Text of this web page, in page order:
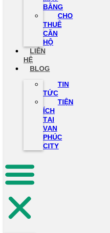
BẰNG
CHO
THUÊ
CĂN
HỘ
LIÊN
HỆ
BLOG
TIN
TỨC
TIỆN
ÍCH
TẠI
VẠN
PHÚC
CITY